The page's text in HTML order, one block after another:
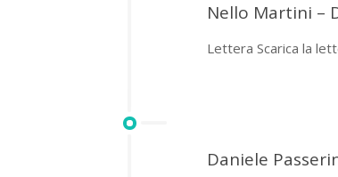
Nello Martini –
Lettera Scarica la
Daniele